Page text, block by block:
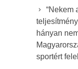
“Nekem
hányan
sportért